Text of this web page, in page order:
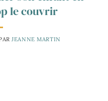
le couvrir
JEANNE MARTIN